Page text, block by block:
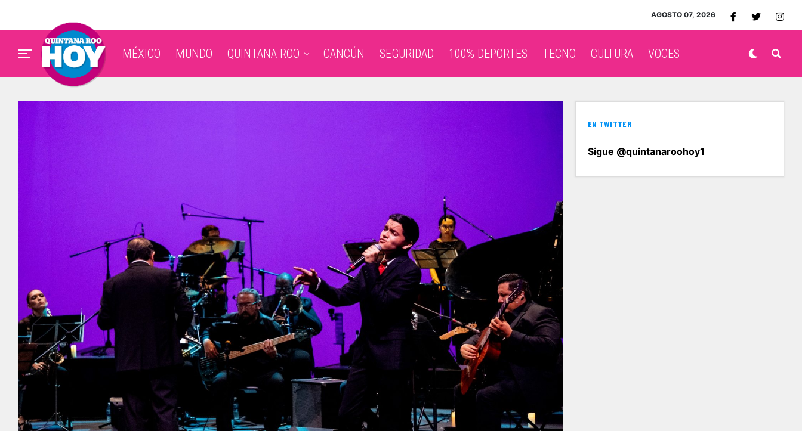
AGOSTO 07, 2026
MÉXICO MUNDO QUINTANA ROO CANCÚN SEGURIDAD 100% DEPORTES TECNO CULTURA VOCES
EN TWITTER
Sigue @quintanaroohoy1